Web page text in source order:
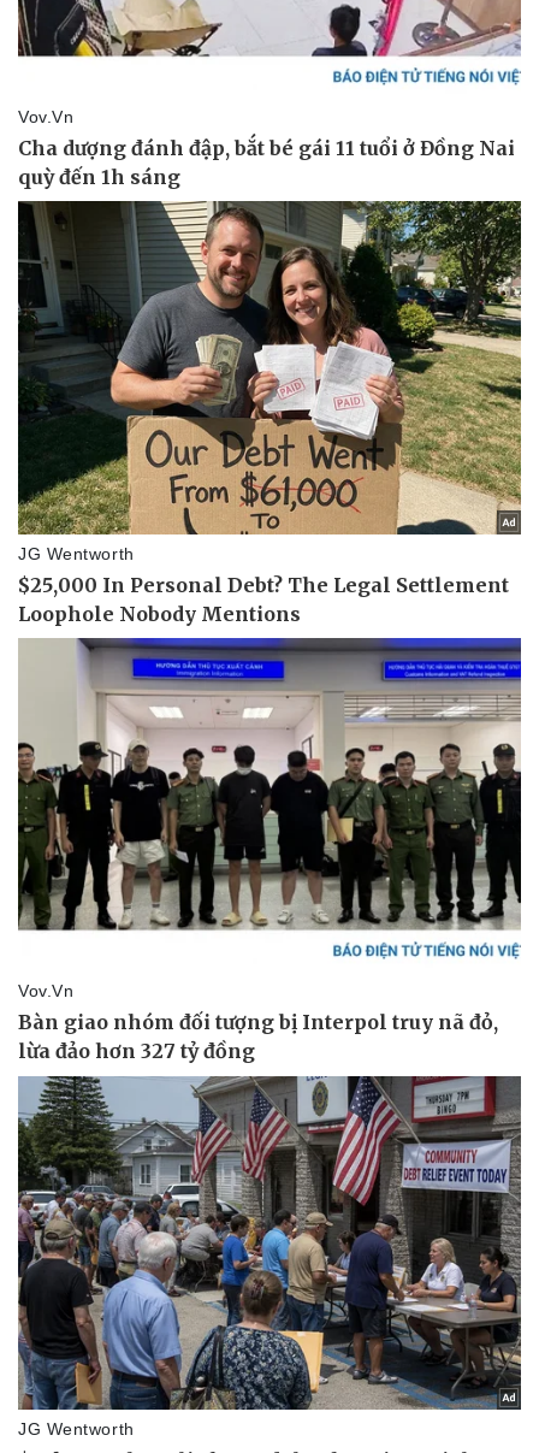
Kinh tế
Bất động sản
Khởi nghiệp
Thị trường
Giá vàng
Tiêu dùng
Tỷ giá
Chứng khoán
Giá cà phê